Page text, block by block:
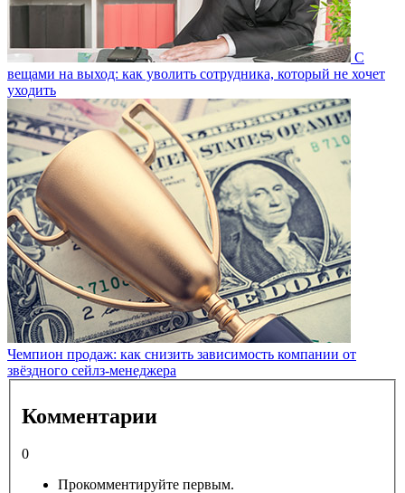
С
вещами на выход: как уволить сотрудника, который не хочет
уходить
Чемпион продаж: как снизить зависимость компании от
звёздного сейлз-менеджера
Комментарии
0
Прокомментируйте первым.